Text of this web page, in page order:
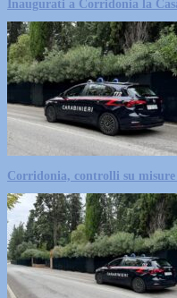
Inaugurati a Corridonia la
Corridonia, controlli su